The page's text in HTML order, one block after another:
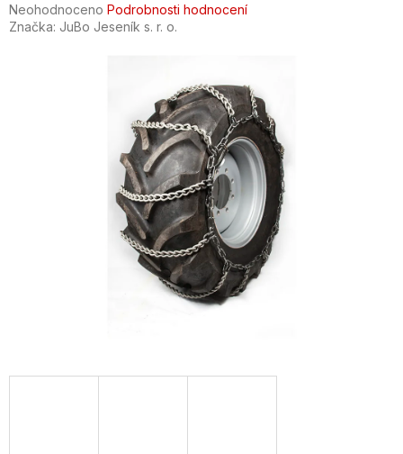
Průměrné
hodnocení
Neohodnoceno Podrobnosti hodnocení
Značka: JuBo Jeseník s. r. o.